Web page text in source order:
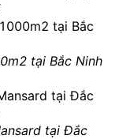
tại Bắc Ninh
tại Đắc